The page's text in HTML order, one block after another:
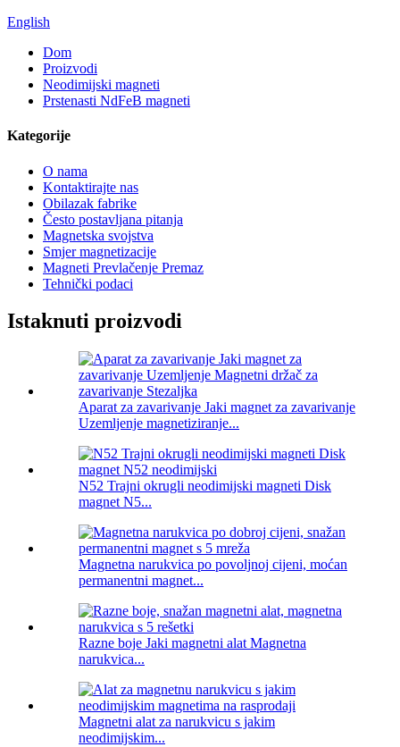
English
Dom
Proizvodi
Neodimijski magneti
Prstenasti NdFeB magneti
Kategorije
O nama
Kontaktirajte nas
Obilazak fabrike
Često postavljana pitanja
Magnetska svojstva
Smjer magnetizacije
Magneti Prevlačenje Premaz
Tehnički podaci
Istaknuti proizvodi
Aparat za zavarivanje Jaki magnet za zavarivanje
Uzemljenje magnetiziranje...
N52 Trajni okrugli neodimijski magneti Disk
magnet N5...
Magnetna narukvica po povoljnoj cijeni, moćan
permanentni magnet...
Razne boje Jaki magnetni alat Magnetna
narukvica...
Magnetni alat za narukvicu s jakim
neodimijskim...